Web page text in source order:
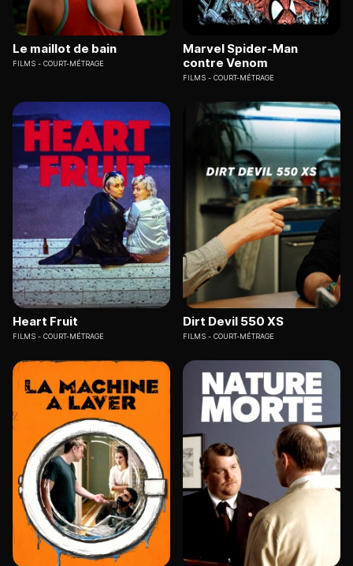
Le maillot de bain
FILMS COURT-MÉTRAGE
Marvel Spider-Man
contre Venom
FILMS COURT-MÉTRAGE
Heart Fruit
FILMS COURT-MÉTRAGE
Dirt Devil 550 XS
FILMS COURT-MÉTRAGE